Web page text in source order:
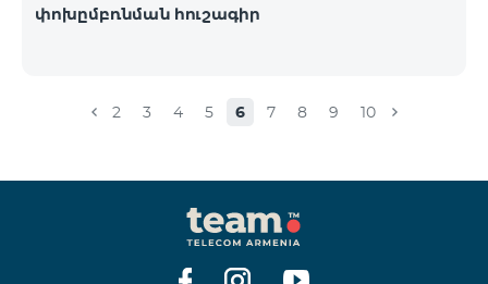
փոխըմբռնման հուշագիր
2 3 4 5 6 7 8 9 10